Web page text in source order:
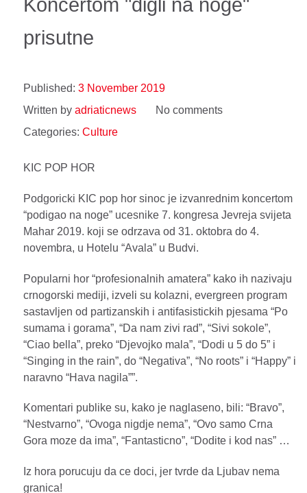
Koncertom "digli na noge"
prisutne
Published: 3 November 2019
Written by adriaticnews
No comments
Categories: Culture
KIC POP HOR
Podgoricki KIC pop hor sinoc je izvanrednim koncertom
“podigao na noge” ucesnike 7. kongresa Jevreja svijeta
Mahar 2019. koji se odrzava od 31. oktobra do 4.
novembra, u Hotelu “Avala” u Budvi.
Popularni hor “profesionalnih amatera” kako ih nazivaju
crnogorski mediji, izveli su kolazni, evergreen program
sastavljen od partizanskih i antifasistickih pjesama “Po
sumama i gorama”, “Da nam zivi rad”, “Sivi sokole”,
“Ciao bella”, preko “Djevojko mala”, “Dodi u 5 do 5” i
“Singing in the rain”, do “Negativa”, “No roots” i “Happy” i
naravno “Hava nagila””.
Komentari publike su, kako je naglaseno, bili: “Bravo”,
“Nestvarno”, “Ovoga nigdje nema”, “Ovo samo Crna
Gora moze da ima”, “Fantasticno”, “Dodite i kod nas” …
Iz hora porucuju da ce doci, jer tvrde da Ljubav nema
granica!